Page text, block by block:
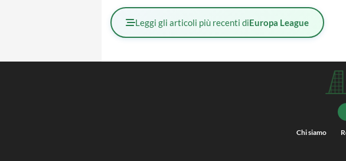
Leggi gli articoli più recenti diEuropa League
Chi siamo